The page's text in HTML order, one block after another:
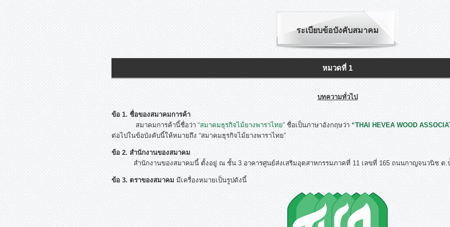
ระเบียบข้อบังคับสมาคม
หมวดที่ 1
บทความทั่วไป
ข้อ 1. ชื่อของสมาคมการค้า
สมาคมการค้านี้ชื่อว่า “สมาคมธุรกิจไม้ยางพาราไทย” ชื่อเป็นภาษาอังกฤษว่า “THAI HEVEA WOOD
ต่อไปในข้อบังคับนี้ให้หมายถึง “สมาคมธุรกิจไม้ยางพาราไทย”
ข้อ 2. สำนักงานของสมาคม
สำนักงานของสมาคมนี้ ตั้งอยู่ ณ ชั้น 3 อาคารศูนย์ส่งเสริมอุตสาหกรรมภาคที่ 11 เลขที่ 165 ถนนกาญจนวนิช ต.น้
ข้อ 3. ตราของสมาคม มีเครื่องหมายเป็นรูปดังนี้